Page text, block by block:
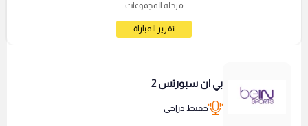
مرحلة المجموعات
تقرير المباراة
بي ان سبورتس 2
حفيظ دراجي